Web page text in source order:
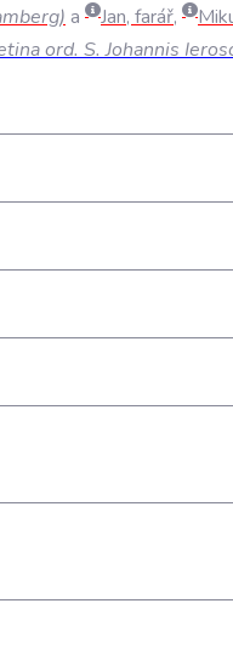
) a Jan, farář,
ord. S.Johannis